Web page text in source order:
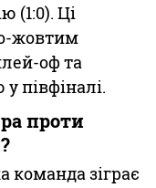
(1:0). Ці
жовтим
оф та
півфіналі.
проти
команда зіграє